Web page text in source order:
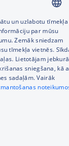
LATVIAN
RUSSIAN
ENGLISH
un uzlabotu tīmekļa
par mūsu
Zemāk sniedzam
tīmekļa vietnēs.
Lietotājam
sniegšana, kā
sadaļām. Vairāk